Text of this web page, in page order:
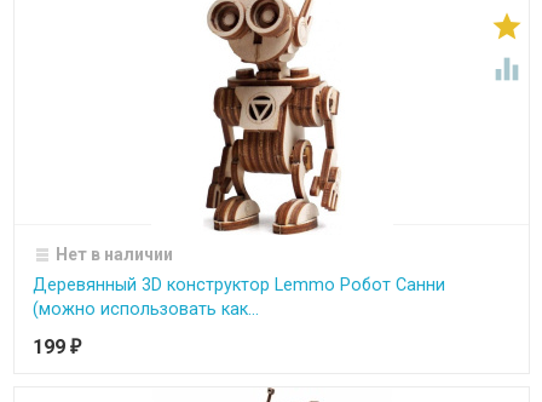


Нет в наличии
Деревянный 3D конструктор Lemmo Робот Санни
(можно использовать как...
199 ₽